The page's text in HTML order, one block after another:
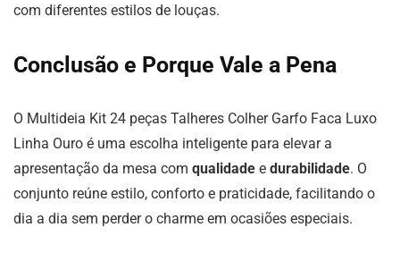
com diferentes estilos de louças.
Conclusão e Porque Vale a Pena
O Multideia Kit 24 peças Talheres Colher Garfo Faca Luxo
Linha Ouro é uma escolha inteligente para elevar a
apresentação da mesa com qualidade e durabilidade. O
conjunto reúne estilo, conforto e praticidade, facilitando o
dia a dia sem perder o charme em ocasiões especiais.